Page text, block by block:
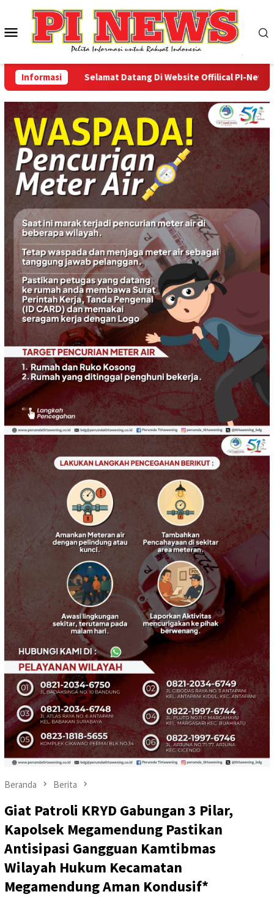
konten
Menu
Mobile
Informasi Selamat Datang Di Website Offilical PI-News
Beranda Berita
Giat Patroli KRYD Gabungan 3 Pilar,
Kapolsek Megamendung Pastikan
Antisipasi Gangguan Kamtibmas
Wilayah Hukum Kecamatan
Megamendung Aman Kondusif*